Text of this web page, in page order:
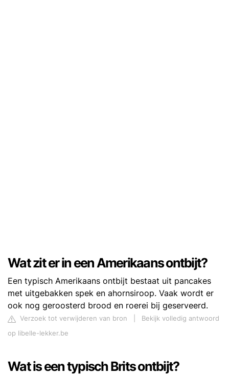
Wat zit er in een Amerikaans ontbijt?
Een typisch Amerikaans ontbijt bestaat uit pancakes
met uitgebakken spek en ahornsiroop. Vaak wordt er
ook nog geroosterd brood en roerei bij geserveerd.
Verzoek tot verwijderen van bron
Bekijk volledig antwoord
op libelle-lekker.be
Wat is een typisch Brits ontbijt?